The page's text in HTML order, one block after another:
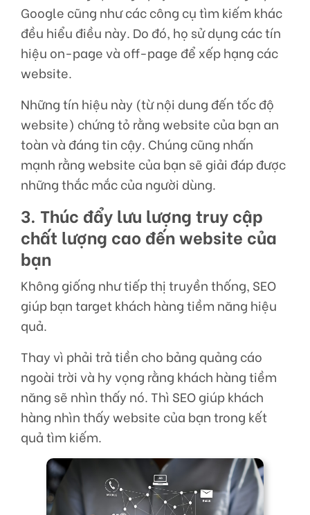
Google cũng như các công cụ tìm kiếm khác
đều hiểu điều này. Do đó, họ sử dụng các tín
hiệu on-page và off-page để xếp hạng các
website.
Những tín hiệu này (từ nội dung đến tốc độ
website) chứng tỏ rằng website của bạn an
toàn và đáng tin cậy. Chúng cũng nhấn
mạnh rằng website của bạn sẽ giải đáp được
những thắc mắc của người dùng.
3. Thúc đẩy lưu lượng truy cập
chất lượng cao đến website của
bạn
Không giống như tiếp thị truyền thống, SEO
giúp bạn target khách hàng tiềm năng hiệu
quả.
Thay vì phải trả tiền cho bảng quảng cáo
ngoài trời và hy vọng rằng khách hàng tiềm
năng sẽ nhìn thấy nó. Thì SEO giúp khách
hàng nhìn thấy website của bạn trong kết
quả tìm kiếm.